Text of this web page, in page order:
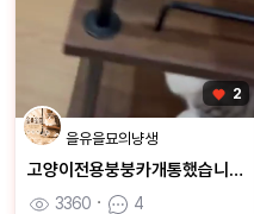
2
을유을묘의냥생
고양이전용붕붕카개통했습니다ㅋㅋ
3360 ㆍ 4